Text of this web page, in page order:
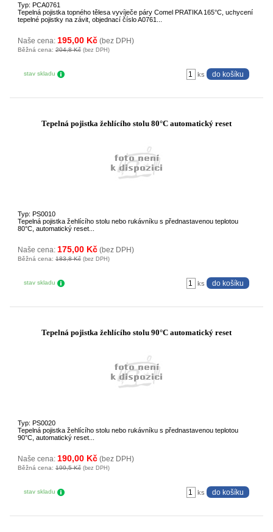
Typ: PCA0761
Tepelná pojistka topného tělesa vyvíječe páry Comel PRATIKA 165°C, uchycení
tepelné pojistky na závit, objednací číslo A0761...
Naše cena: 195,00 Kč (bez DPH)
Běžná cena: 204,8 Kč (bez DPH)
stav skladu ks
Tepelná pojistka žehlícího stolu 80°C automatický reset
Typ: PS0010
Tepelná pojistka žehlícího stolu nebo rukávníku s přednastavenou teplotou
80°C, automatický reset...
Naše cena: 175,00 Kč (bez DPH)
Běžná cena: 183,8 Kč (bez DPH)
stav skladu ks
Tepelná pojistka žehlícího stolu 90°C automatický reset
Typ: PS0020
Tepelná pojistka žehlícího stolu nebo rukávníku s přednastavenou teplotou
90°C, automatický reset...
Naše cena: 190,00 Kč (bez DPH)
Běžná cena: 199,5 Kč (bez DPH)
stav skladu ks